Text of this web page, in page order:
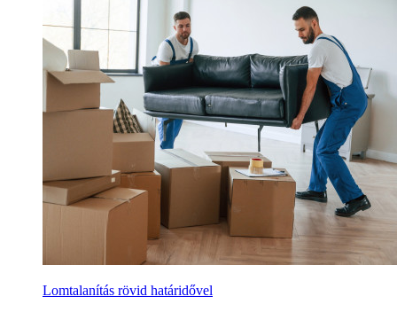
Lomtalanítás rövid határidővel